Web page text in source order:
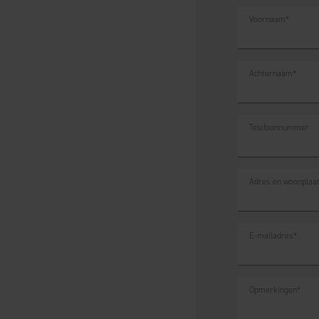
Voornaam *
Achternaam *
Telefoonnummer
Adres en
E-mailadres*
Opmerkingen *